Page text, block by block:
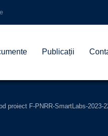
Publicații
proiect F-PNRR-SmartLabs-2023-